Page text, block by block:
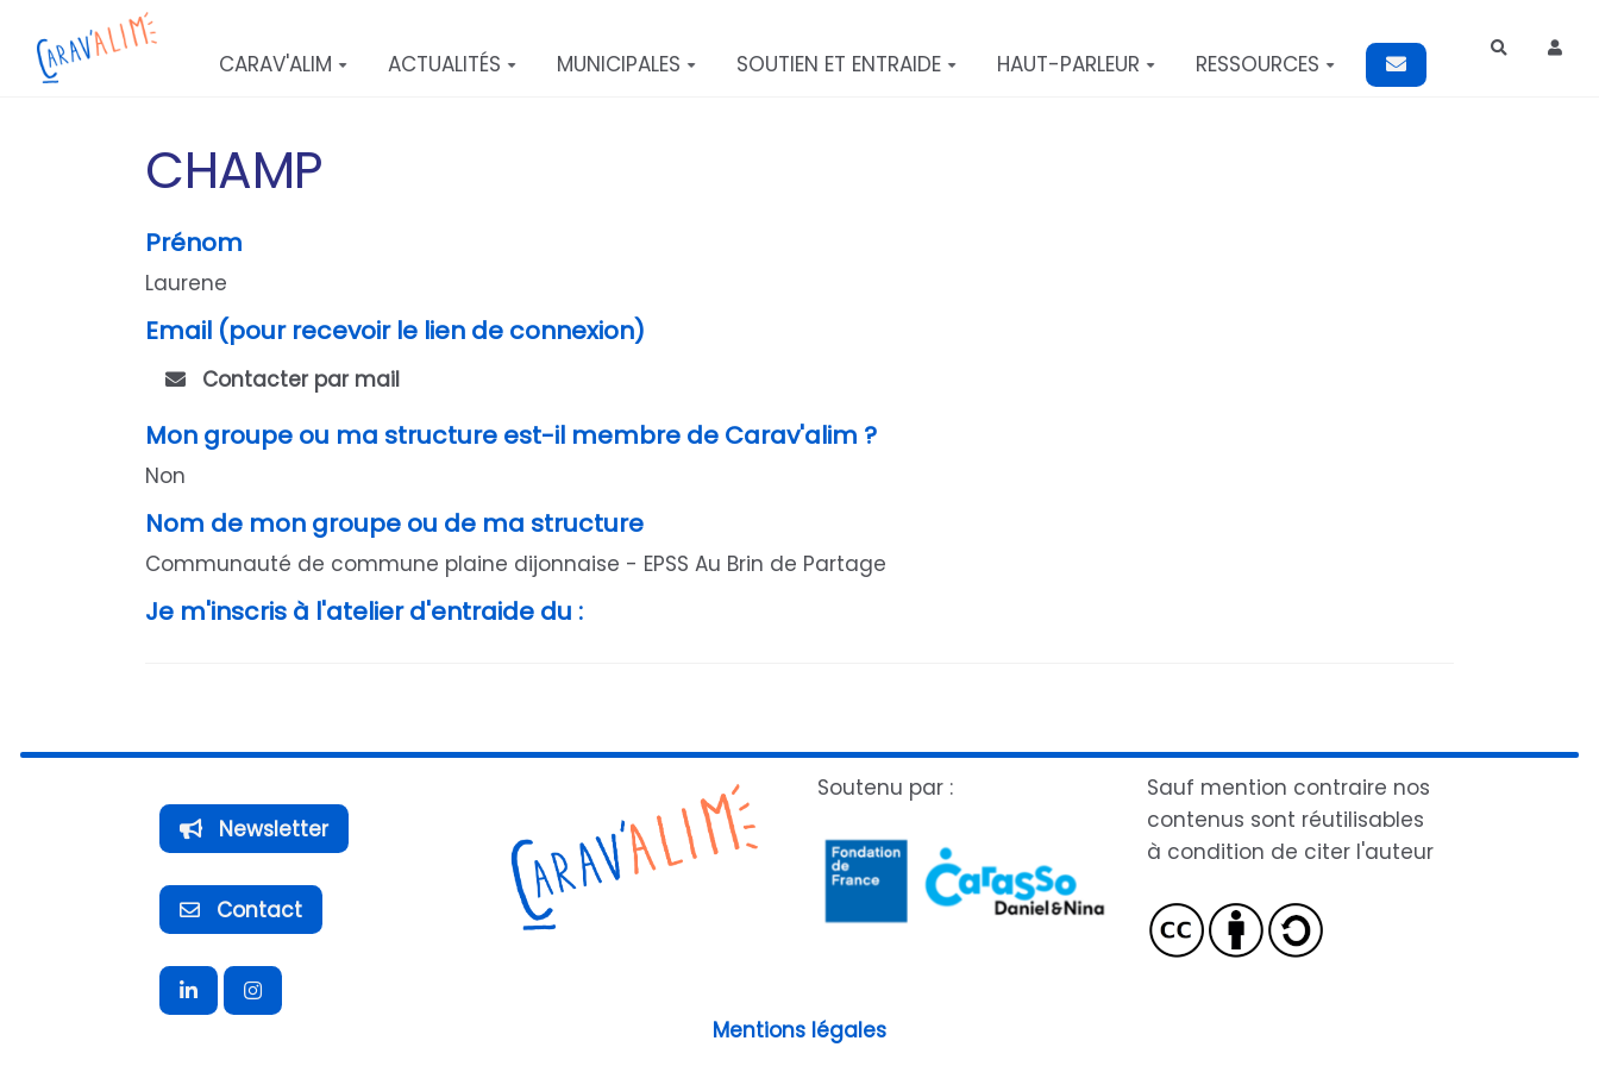
Aller au contenu principal
CARAV'ALIM
ACTUALITÉS MUNICIPALES SOUTIEN ET ENTRAIDE HAUT-PARLEUR RESSOURCES
Rechercher
CHAMP
Prénom
Laurene
Email (pour recevoir le lien de connexion)
Contacter par mail
Mon groupe ou ma structure est-il membre de Carav'alim ?
Non
Nom de mon groupe ou de ma structure
Communauté de commune plaine dijonnaise - EPSS Au Brin de Partage
Je m'inscris à l'atelier d'entraide du :
Newsletter
Contact
Soutenu par :
Sauf mention contraire nos
contenus sont réutilisables
à condition de citer l'auteur
Mentions légales